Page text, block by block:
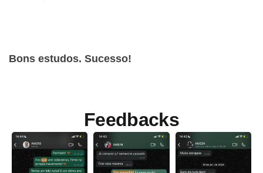
Bons estudos. Sucesso!
Feedbacks